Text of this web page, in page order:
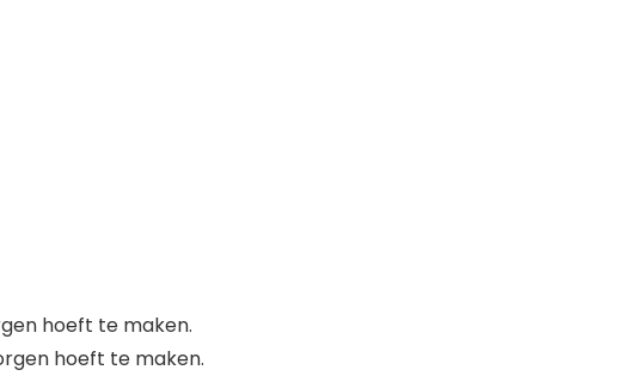
hoeft te maken.
hoeft te maken.